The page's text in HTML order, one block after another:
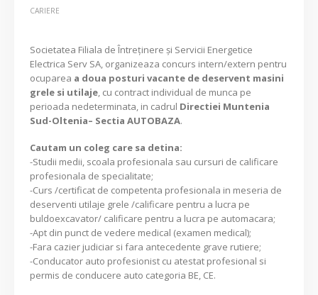
CARIERE
Societatea Filiala de Întreţinere şi Servicii Energetice
Electrica Serv SA, organizeaza concurs intern/extern pentru
ocuparea a doua posturi vacante de deservent masini
grele si utilaje , cu contract individual de munca pe
perioada nedeterminata, in cadrul Directiei Muntenia
Sud-Oltenia– Sectia AUTOBAZA.
Cautam un coleg care sa detina:
-Studii medii, scoala profesionala sau cursuri de calificare
profesionala de specialitate;
-Curs /certificat de competenta profesionala in meseria de
deserventi utilaje grele /calificare pentru a lucra pe
buldoexcavator/ calificare pentru a lucra pe automacara;
-Apt din punct de vedere medical (examen medical);
-Fara cazier judiciar si fara antecedente grave rutiere;
-Conducator auto profesionist cu atestat profesional si
permis de conducere auto categoria BE, CE.